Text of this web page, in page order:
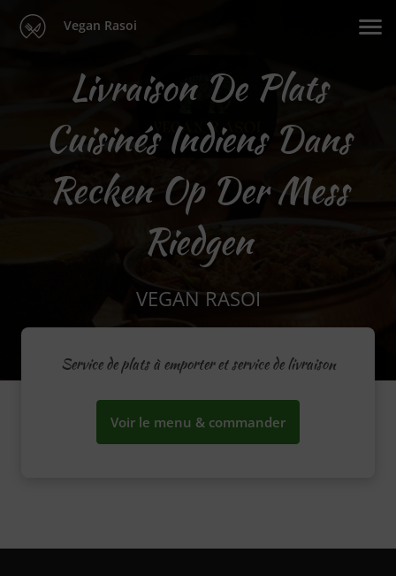
Vegan Rasoi
Livraison De Plats
Cuisinés Indiens Dans
Recken Op Der Mess
Riedgen
VEGAN RASOI
Service de plats à emporter et service de livraison
Voir le menu & commander